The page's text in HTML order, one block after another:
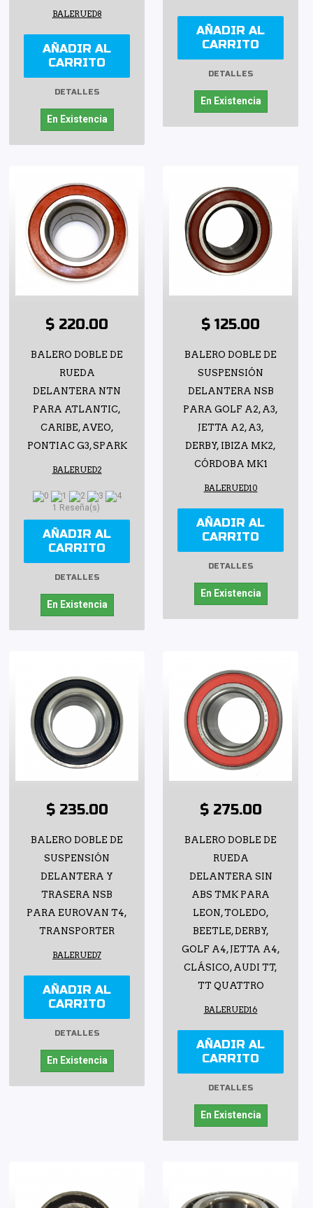
BALERUED8
AÑADIR AL
CARRITO
DETALLES
En Existencia
AÑADIR AL
CARRITO
DETALLES
En Existencia
$ 220.00
BALERO DOBLE DE
RUEDA
DELANTERA NTN
PARA ATLANTIC,
CARIBE, AVEO,
PONTIAC G3, SPARK
BALERUED2
1 Reseña(s)
AÑADIR AL
CARRITO
DETALLES
En Existencia
$ 125.00
BALERO DOBLE DE
SUSPENSIÓN
DELANTERA NSB
PARA GOLF A2, A3,
JETTA A2, A3,
DERBY, IBIZA MK2,
CÓRDOBA MK1
BALERUED10
AÑADIR AL
CARRITO
DETALLES
En Existencia
$ 235.00
BALERO DOBLE DE
SUSPENSIÓN
DELANTERA Y
TRASERA NSB
PARA EUROVAN T4,
TRANSPORTER
BALERUED7
AÑADIR AL
CARRITO
DETALLES
En Existencia
$ 275.00
BALERO DOBLE DE
RUEDA
DELANTERA SIN
ABS TMK PARA
LEON, TOLEDO,
BEETLE, DERBY,
GOLF A4, JETTA A4,
CLÁSICO, AUDI TT,
TT QUATTRO
BALERUED16
AÑADIR AL
CARRITO
DETALLES
En Existencia